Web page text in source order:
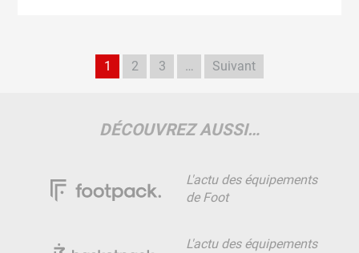
1 2 3 … Suivant
DÉCOUVREZ AUSSI…
L'actu des équipements
de Foot
L'actu des équipements